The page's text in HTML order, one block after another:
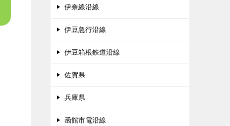
伊奈線沿線
伊豆急行沿線
伊豆箱根鉄道沿線
佐賀県
兵庫県
函館市電沿線